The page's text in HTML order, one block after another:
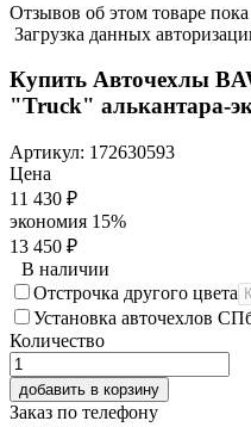
Отзывов об этом товаре
Загрузка данных
Купить Авточехлы
"Truck" алькантара-
Артикул: 172630593
Цена
11 430 ₽
экономия 15%
13 450 ₽
В наличии
Отстрочка другого цвета
Установка авточехлов
Количество
добавить в корзину
Заказ по телефону